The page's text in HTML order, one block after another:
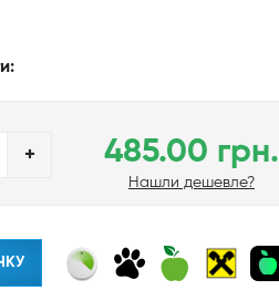
+ 485.00 грн.
Нашли дешевле?